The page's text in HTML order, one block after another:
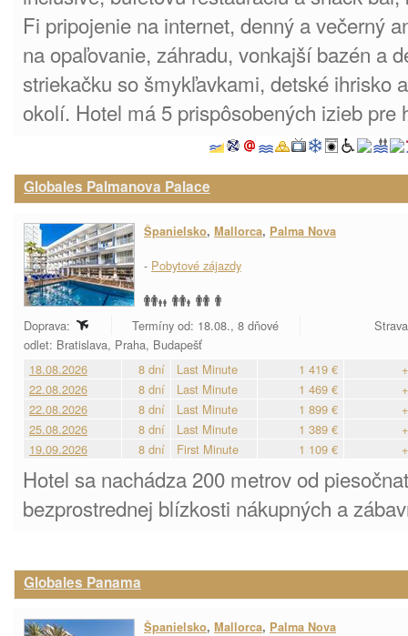
Fi pripojenie na internet, denný a večerný
na opaľovanie, záhradu, vonkajší bazén a
striekačku so šmykľavkami, detské ihrisko
okolí. Hotel má 5 prispôsobených izieb pre
Globales Palmanova Palace
Španielsko, Mallorca, Palma Nova
- Pobytové zájazdy
Doprava: Termíny od: 18.08., 8 dňové
odlet: Bratislava, Praha, Budapešť
18.08.2026
8 dní Last Minute 1 419 €
22.08.2026
8 dní Last Minute 1 469 €
22.08.2026
8 dní Last Minute 1 899 €
25.08.2026
8 dní Last Minute 1 389 €
19.09.2026
8 dní First Minute 1 109 €
Hotel sa nachádza 200 metrov od
bezprostrednej blízkosti nákupných a
Globales Panama
Španielsko, Mallorca, Palma Nova